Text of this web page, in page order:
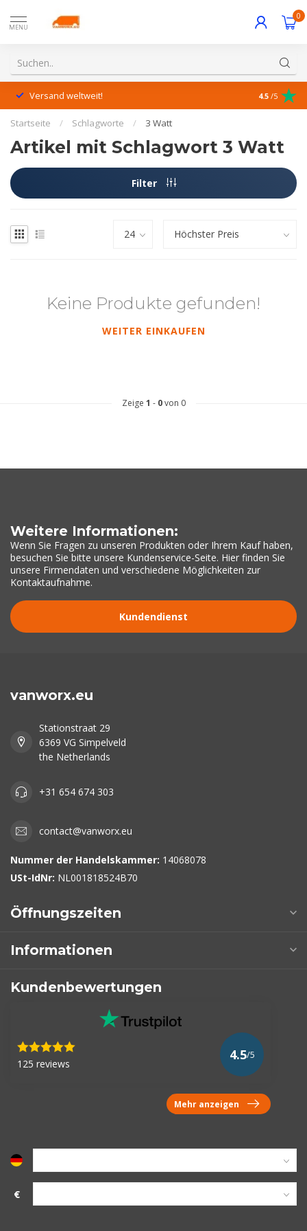
MENU
0
Versand weltweit! 4.5 /5
Startseite / Schlagworte / 3 Watt
Artikel mit Schlagwort 3 Watt
Filter
Keine Produkte gefunden!
WEITER EINKAUFEN
Zeige 1 - 0von 0
Weitere Informationen:
Wenn Sie Fragen zu unseren Produkten oder Ihrem Kauf haben,
besuchen Sie bitte unsere Kundenservice-Seite. Hier finden Sie
unsere Firmendaten und verschiedene Möglichkeiten zur
Kontaktaufnahme.
Kundendienst
vanworx.eu
Stationstraat 29
6369 VG Simpelveld
the Netherlands
+31 654 674 303
contact@vanworx.eu
Nummer der Handelskammer: 14068078
USt-IdNr: NL001818524B70
Öffnungszeiten
Informationen
Kundenbewertungen
125 reviews
4.5/5
Mehr anzeigen
€